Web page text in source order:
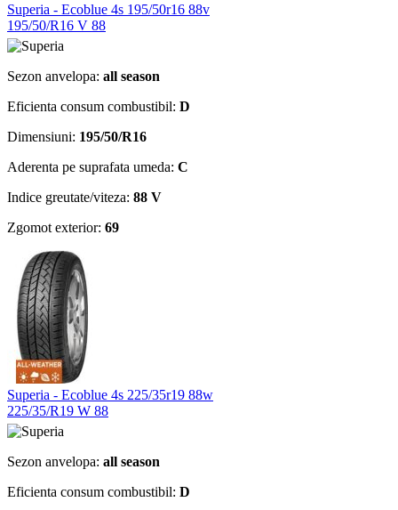
Superia - Ecoblue 4s 195/50r16 88v
195/50/R16 V 88
Sezon anvelopa: all season
Eficienta consum combustibil: D
Dimensiuni: 195/50/R16
Aderenta pe suprafata umeda: C
Indice greutate/viteza: 88 V
Zgomot exterior: 69
Superia - Ecoblue 4s 225/35r19 88w
225/35/R19 W 88
Sezon anvelopa: all season
Eficienta consum combustibil: D